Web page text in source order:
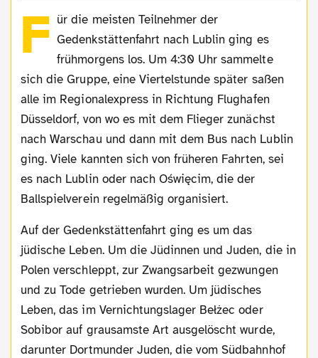
F ür die meisten Teilnehmer der
Gedenkstättenfahrt nach Lublin ging es
frühmorgens los. Um 4:30 Uhr sammelte
sich die Gruppe, eine Viertelstunde später saßen
alle im Regionalexpress in Richtung Flughafen
Düsseldorf, von wo es mit dem Flieger zunächst
nach Warschau und dann mit dem Bus nach Lublin
ging. Viele kannten sich von früheren Fahrten, sei
es nach Lublin oder nach Oświęcim, die der
Ballspielverein regelmäßig organisiert.
Auf der Gedenkstättenfahrt ging es um das
jüdische Leben. Um die Jüdinnen und Juden, die in
Polen verschleppt, zur Zwangsarbeit gezwungen
und zu Tode getrieben wurden. Um jüdisches
Leben, das im Vernichtungslager Bełżec oder
Sobibor auf grausamste Art ausgelöscht wurde,
darunter Dortmunder Juden, die vom Südbahnhof